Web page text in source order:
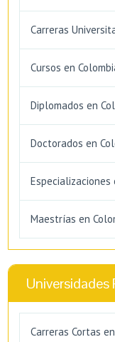
Carreras
Cursos en
Diplomados en
Doctorados en
Especializaciones
Maestrías en
Universidades
Carreras Cortas